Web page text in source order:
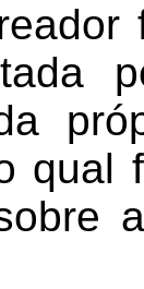
qual